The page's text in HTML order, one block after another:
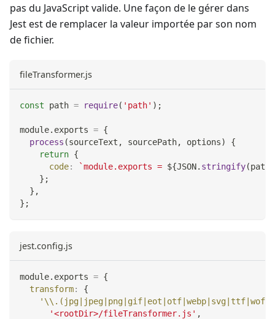
pas du JavaScript valide. Une façon de le gérer dans
Jest est de remplacer la valeur importée par son nom
de fichier.
fileTransformer.js
const path = require( 'path' ) ;
module. exports = {
process (sourceText , sourcePath, options)
{
return {
code: `module.exports = ${JSON. stringify(path
} ;
} ,
} ;
jest.config.js
module. exports = {
transform:
{
'<rootDir>/fileTransformer.js' ,